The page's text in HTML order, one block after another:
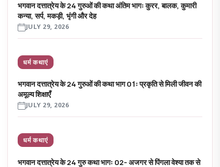
भगवान दत्तात्रेय के 24 गुरुओं की कथा अंतिम भागः कुरर, बालक, कुमारी
कन्या, सर्प, मकड़ी, भृंगी और देह
JULY 29, 2026
धर्म कथाएं
भगवान दत्तात्रेय के 24 गुरुओं की कथा भाग 01ः प्रकृति से मिली जीवन की
अमूल्य शिक्षाएँ
JULY 29, 2026
धर्म कथाएं
भगवान दत्तात्रेय के 24 गुरु कथा भागः 02- अजगर से पिंगला वेश्या तक से